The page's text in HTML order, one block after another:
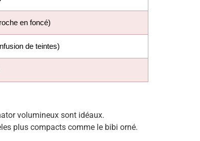
en foncé)
de teintes)
volumineux sont idéaux.
plus compacts comme le bibi orné.